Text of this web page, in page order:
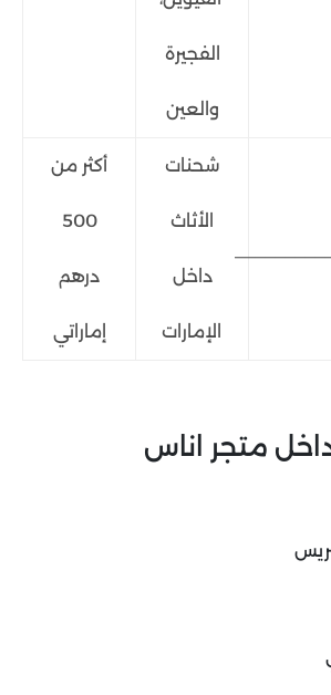
الفجيرة
والعين
شحنات
الأثاث
داخل
الإمارات
أكثر من
500
درهم
إماراتي
متجر اناس